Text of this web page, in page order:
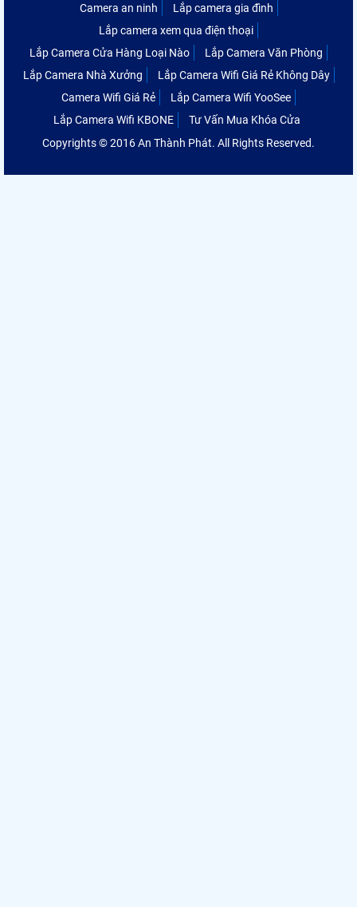
Camera an ninh
Lắp camera gia đình
Lắp camera xem qua điện thoại
Lắp Camera Cửa Hàng Loại Nào
Lắp Camera Văn Phòng
Lắp Camera Nhà Xưởng
Lắp Camera Wifi Giá Rẻ Không Dây
Camera Wifi Giá Rẻ
Lắp Camera Wifi YooSee
Lắp Camera Wifi KBONE
Tư Vấn Mua Khóa Cửa
Copyrights © 2016 An Thành Phát. All Rights Reserved.